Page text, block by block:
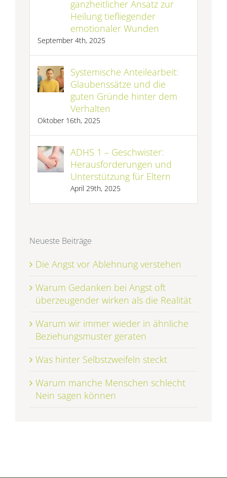
ganzheitlicher Ansatz zur
Heilung tiefliegender
emotionaler Wunden
September 4th, 2025
Systemische Anteilearbeit:
Glaubenssätze und die
guten Gründe hinter dem
Verhalten
Oktober 16th, 2025
ADHS 1 – Geschwister:
Herausforderungen und
Unterstützung für Eltern
April 29th, 2025
Neueste Beiträge
Die Angst vor Ablehnung verstehen
Warum Gedanken bei Angst oft
überzeugender wirken als die Realität
Warum wir immer wieder in ähnliche
Beziehungsmuster geraten
Was hinter Selbstzweifeln steckt
Warum manche Menschen schlecht
Nein sagen können